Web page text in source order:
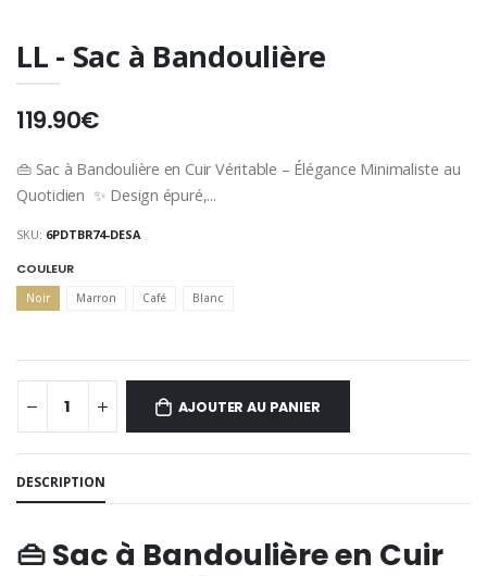
LL - Sac à Bandoulière
119.90€
👜 Sac à Bandoulière en Cuir Véritable – Élégance Minimaliste au
Quotidien ✨ Design épuré,...
SKU: 6PDTBR74-DESA
COULEUR
Noir Marron Café Blanc
AJOUTER AU PANIER
DESCRIPTION
👜 Sac à Bandoulière en Cuir